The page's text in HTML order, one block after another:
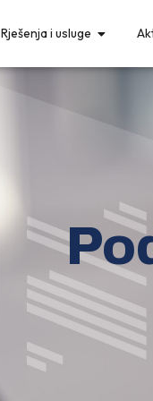
Rješenja i usluge